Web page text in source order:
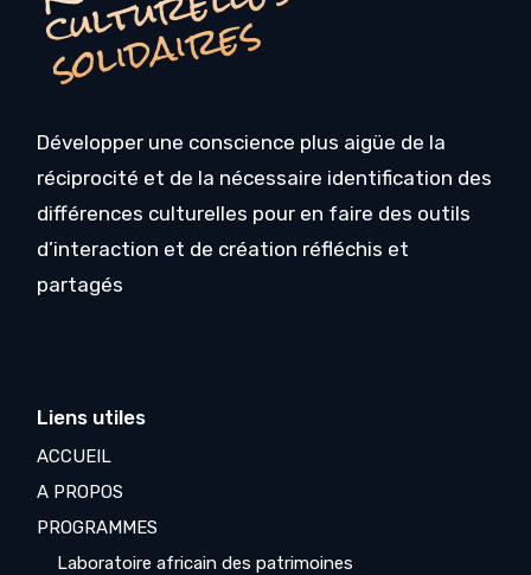
s
Développer une conscience plus aigüe de la
réciprocité et de la nécessaire identification des
différences culturelles pour en faire des outils
d’interaction et de création réfléchis et
partagés
Liens utiles
ACCUEIL
A PROPOS
PROGRAMMES
Laboratoire africain des patrimoines